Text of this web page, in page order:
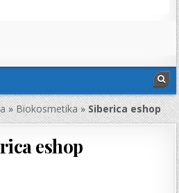
»Biokosmetika»Siberica eshop
eshop